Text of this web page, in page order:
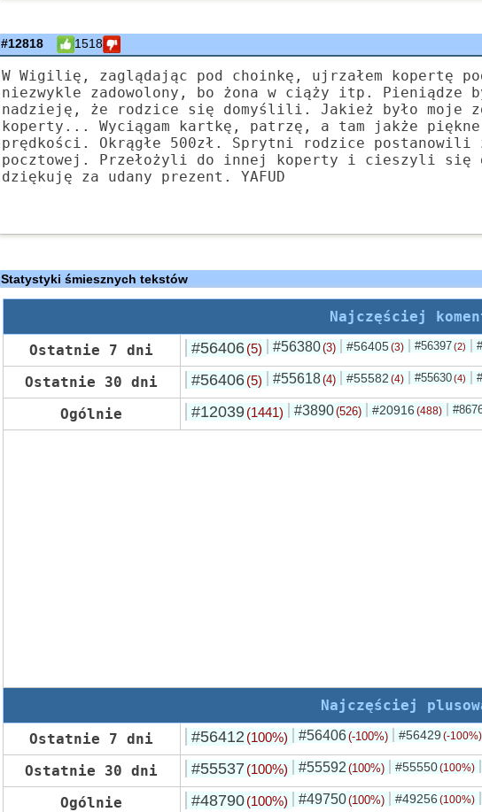
#12818 1518
W Wigilię, zaglądając pod choinkę, ujrzałem kopertę
niezwykle zadowolony, bo żona w ciąży itp. Pieniądze
nadzieję, że rodzice się domyślili. Jakież było moje
koperty... Wyciągam kartkę, patrzę, a tam jakże piękne
prędkości. Okrągłe 500zł. Sprytni rodzice
pocztowej. Przełożyli do innej koperty i cieszyli się
dziękuję za udany prezent. YAFUD
Statystyki śmiesznych tekstów
Najczęściej
Ostatnie 7 dni
#56406 (5) #56380(3) #56405(3) #56397 (2)
Ostatnie 30 dni #56406 (5) #55618(4) #55582 (4) #55630 (4)
Ogólnie #12039 (1441) #3890(526) #20916 (488)
Najczęściej
Ostatnie 7 dni
#56412 (100%) #56406(-100%) #56429 (-100%)
Ostatnie 30 dni #55537 (100%) #55592 (100%) #55550(100%)
Ogólnie #48790 (100%) #49750(100%) #49256 (100%)